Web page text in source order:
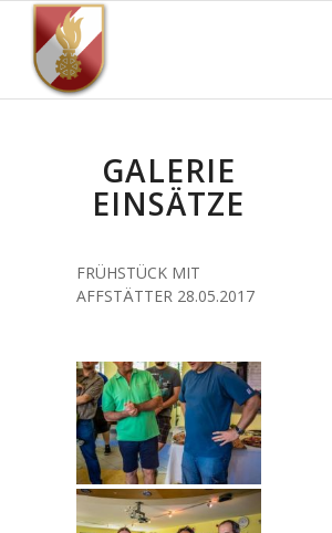
GALERIE
EINSÄTZE
FRÜHSTÜCK MIT
AFFSTÄTTER 28.05.2017